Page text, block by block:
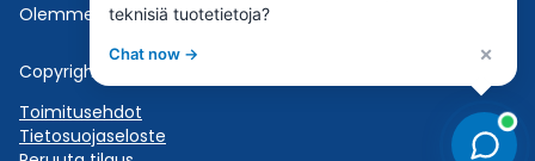
Olemme osaEsbeconia.
Copyright © 2023 Esbecon | All Rights Reserved
Toimitusehdot
Tietosuojaseloste
teknisiä tuotetietoja?
Chat now → ×